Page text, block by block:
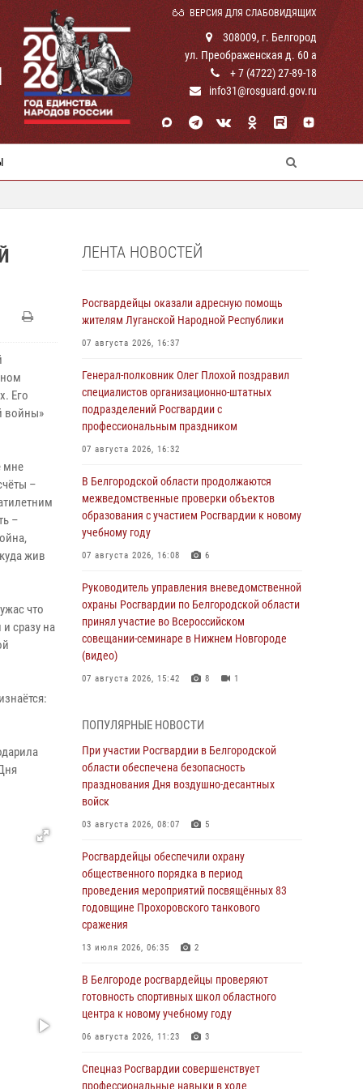
ВЕРСИЯ ДЛЯ СЛАБОВИДЯЩИХ
308009, г. Белгород
ул. Преображенская д. 60 а
+ 7 (4722) 27-89-18
info31@rosguard.gov.ru
Его
войны»
мне
–
–
жив
что
сразу на
ЛЕНТА НОВОСТЕЙ
Росгвардейцы оказали адресную помощь
жителям Луганской Народной Республики
07 августа 2026, 16:37
Генерал-полковник Олег Плохой поздравил
специалистов организационно-штатных
подразделений Росгвардии с
профессиональным праздником
07 августа 2026, 16:32
В Белгородской области продолжаются
межведомственные проверки объектов
образования с участием Росгвардии к новому
учебному году
07 августа 2026, 16:08 6
Руководитель управления вневедомственной
охраны Росгвардии по Белгородской области
принял участие во Всероссийском
совещании-семинаре в Нижнем Новгороде
(видео)
07 августа 2026, 15:42 8 1
пресекли условное проникновение в детский
лагерь «Солнышко»
07 августа 2026, 07:39 1
Белгородским радиослушателям рассказали
о роли физической культуры в жизни
07 августа 2026, 06:19
Подвиги героев‑росгвардейцев увековечили
в новой музейной экспозиции белгородского
музея‑диорамы «Курская битва.
Белгородское направление»
В Белгороде росгвардейцы проверяют
готовность спортивных школ областного
центра к новому учебному году
Росгвардия обеспечила общественную
ПОПУЛЯРНЫЕ НОВОСТИ
При участии Росгвардии в Белгородской
области обеспечена безопасность
празднования Дня воздушно-десантных
войск
03 августа 2026, 08:07 5
Росгвардейцы обеспечили охрану
общественного порядка в период
проведения мероприятий посвящённых 83
годовщине Прохоровского танкового
сражения
13 июля 2026, 06:35 2
В Белгороде росгвардейцы проверяют
готовность спортивных школ областного
центра к новому учебному году
06 августа 2026, 11:23 3
Спецназ Росгвардии совершенствует
профессиональные навыки в ходе